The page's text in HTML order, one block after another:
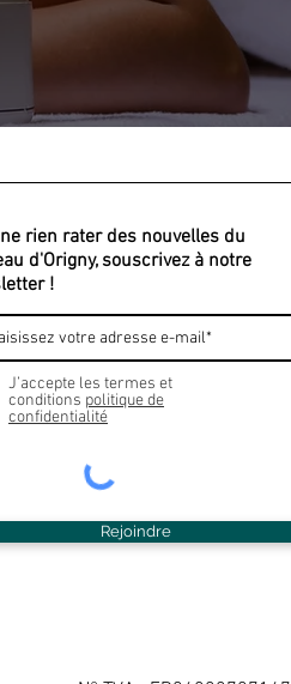
rien rater des nouvelles du
d'Origny, souscrivez à notre
!
J’accepte les termes et
conditions politique de
confidentialité
Rejoindre